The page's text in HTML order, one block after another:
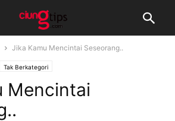
Jika Kamu Mencintai Seseorang..
Tak Berkategori
Mencintai